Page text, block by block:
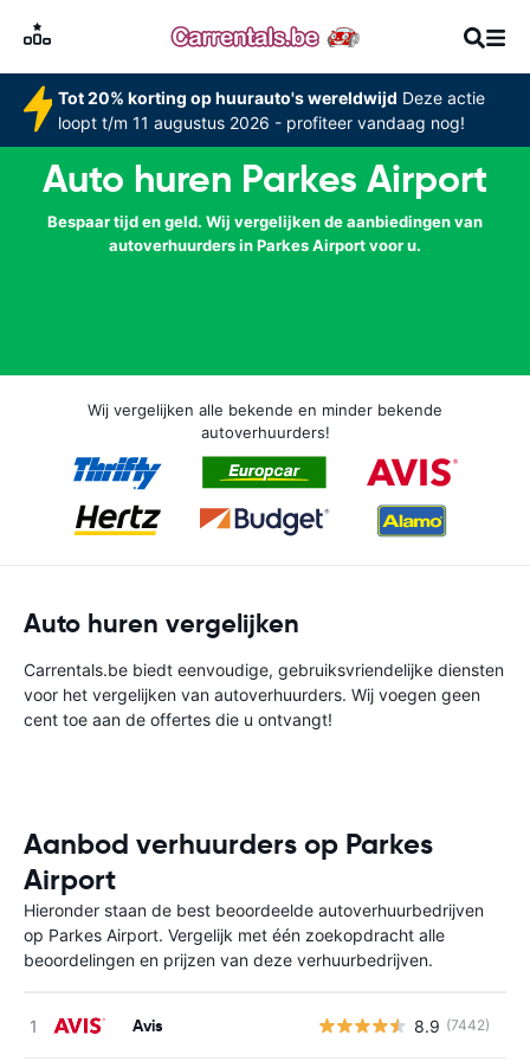
Tot 20% korting op huurauto's wereldwijd Deze actie
loopt t/m 11 augustus 2026 - profiteer vandaag nog!
Auto huren Parkes Airport
Bespaar tijd en geld. Wij vergelijken de aanbiedingen van
autoverhuurders in Parkes Airport voor u.
Wij vergelijken alle bekende en minder bekende
autoverhuurders!
Auto huren vergelijken
Carrentals.be biedt eenvoudige, gebruiksvriendelijke diensten
voor het vergelijken van autoverhuurders. Wij voegen geen
cent toe aan de offertes die u ontvangt!
Aanbod verhuurders op Parkes
Airport
Hieronder staan de best beoordeelde autoverhuurbedrijven
op Parkes Airport. Vergelijk met één zoekopdracht alle
beoordelingen en prijzen van deze verhuurbedrijven.
Avis 8.9 (7442)